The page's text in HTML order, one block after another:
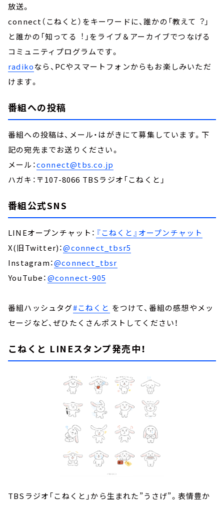
放送。
connect（こねくと）をキーワードに、誰かの「教えて︖」
と誰かの「知ってる︕」をライブ＆アーカイブでつなげる
コミュニティプログラムです。
radikoなら、PCやスマートフォンからもお楽しみいただ
けます。
番組への投稿
番組への投稿は、メール・はがきにて募集しています。下
記の宛先までお送りください。
メール：connect@tbs.co.jp
ハガキ：〒107-8066 TBSラジオ「こねくと」
番組公式SNS
LINEオープンチャット： 『こねくと』オープンチャット
X(旧Twitter)：@connect_tbsr5
Instagram：@connect_tbsr
YouTube：@connect-905
番組ハッシュタグ#こねくと をつけて、番組の感想やメッ
セージなど、ぜひたくさんポストしてください！
こねくと LINEスタンプ発売中！
TBSラジオ「こねくと」から生まれた”うさげ”。表情豊か